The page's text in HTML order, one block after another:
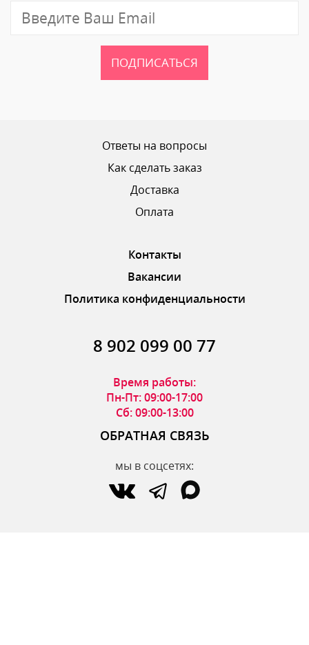
ОТПРАВИТЬ ОТЗЫВ
ПОДПИСАТЬСЯ
Ответы на вопросы
Как сделать заказ
Доставка
Оплата
Контакты
Вакансии
Политика конфиденциальности
8 902 099 00 77
Время работы:
Пн-Пт: 09:00-17:00
Сб: 09:00-13:00
ОБРАТНАЯ СВЯЗЬ
мы в соцсетях: